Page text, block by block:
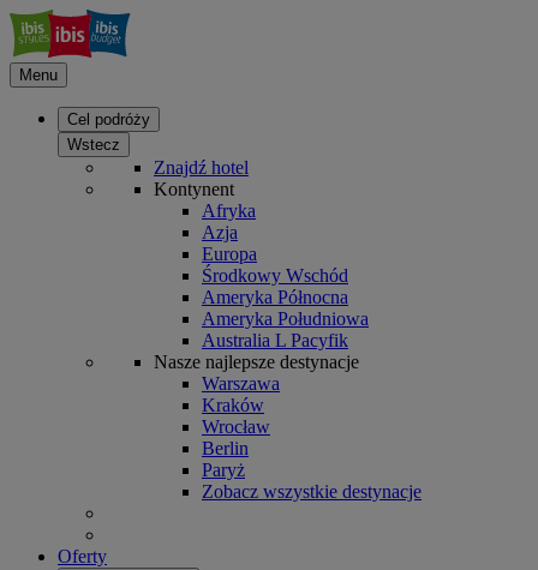
Menu
Cel podróży
Wstecz
Znajdź hotel
Kontynent
Afryka
Azja
Europa
Środkowy Wschód
Ameryka Północna
Ameryka Południowa
Australia L Pacyfik
Nasze najlepsze destynacje
Warszawa
Kraków
Wrocław
Berlin
Paryż
Zobacz wszystkie destynacje
Oferty